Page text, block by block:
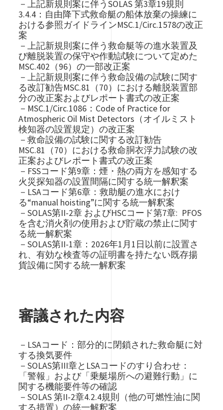
－上記新規則案に伴うSOLAS 第3章19規則
3.4.4：自由降下式救命艇の船体放棄の操練に
おける参照ガイドラインMSC.1/Circ.1578の改正
案
－上記新規則案に伴う救命艇等の進水装置及
び離脱装置の保守や作動試験について定めた
MSC.402（96）の一部改正案
－上記新規則案に伴う救命設備の試験に関す
る改訂勧告MSC.81（70）における離脱装置部
分の改正案およびレポート書式の改正案
－MSC.1/Circ.1086：Code of Practice for
Atmospheric Oil Mist Detectors（オイルミスト
検知器の設置規定）の改正案
－救命設備の試験に関する改訂勧告
MSC.81（70）における救命胴衣浮力試験の改
正案およびレポート書式の改正案
－FSSコード第9章：煙・熱の両方を感知する
火災探知器の設置間隔に関する統一解釈案
－LSAコード第6章：救助艇の進水におけ
る“manual hoisting”に関する統一解釈案
－SOLAS第II-2章 およびHSCコード第7章: PFOS
を含む消火剤の使用および貯蔵の禁止に関す
る統一解釈案
－SOLAS第II-1章：2026年1月1日以前に設置さ
れ、有効な検査等の証明書を持たない既存揚
貨設備に関する統一解釈案
審議された内容
－LSAコード：部分的に閉鎖された救命艇に対
する換気要件
－SOLAS第III章とLSAコードのすり合わせ：
「警報」および「乗艇場所への避難行動」に
関する機能要件等の確認
－SOLAS 第II-2章4.2.4規則（他の可燃性油に関
する措置）の統一解釈案